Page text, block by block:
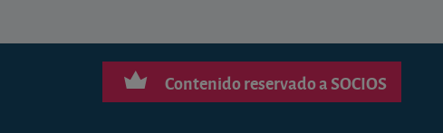
Contenido reservado a SOCIOS